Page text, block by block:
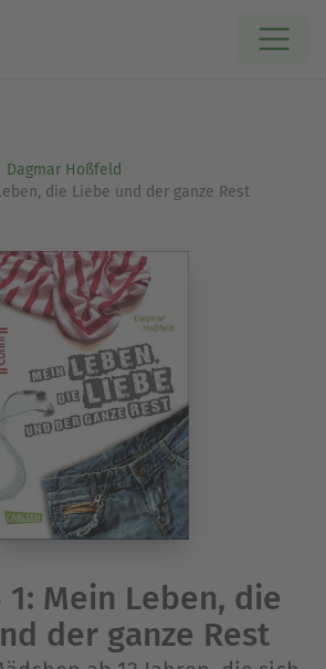
Dagmar Hoßfeld
die Liebe und der ganze Rest
1: Mein Leben, die
der ganze Rest